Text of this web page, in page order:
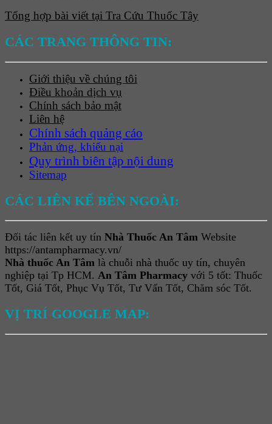
Tổng hợp bài viết tại Tra Cứu Thuốc Tây
CÁC TRANG THÔNG TIN:
Giới thiệu về chúng tôi
Điều khoản dịch vụ
Chính sách bảo mật
Liên hệ
Chính sách quảng cáo
Phản ứng, khiếu nại
Quy trình biên tập nội dung
Sitemap
CÁC LIÊN KẾ BÊN NGOÀI:
Đối tác liên kết uy tín Nhà Thuốc An Tâm Website
https://antampharmacy.vn/
Nhà thuốc An Tâm là chuỗi nhà thuốc uy tín, chuyên
nghiệp tại Tp HCM. An Tâm Pharmacy với 5 tốt: Thuốc
Tốt, Giá Tốt, Phục Vụ Tốt, Tư Vấn Tốt, Chăm sóc Tốt.
VỊ TRÍ GOOGLE MAP: